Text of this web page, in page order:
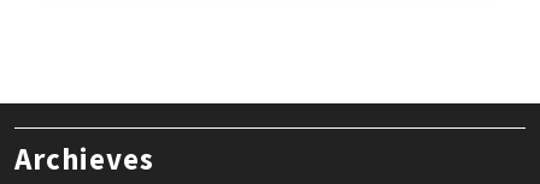
Archieves